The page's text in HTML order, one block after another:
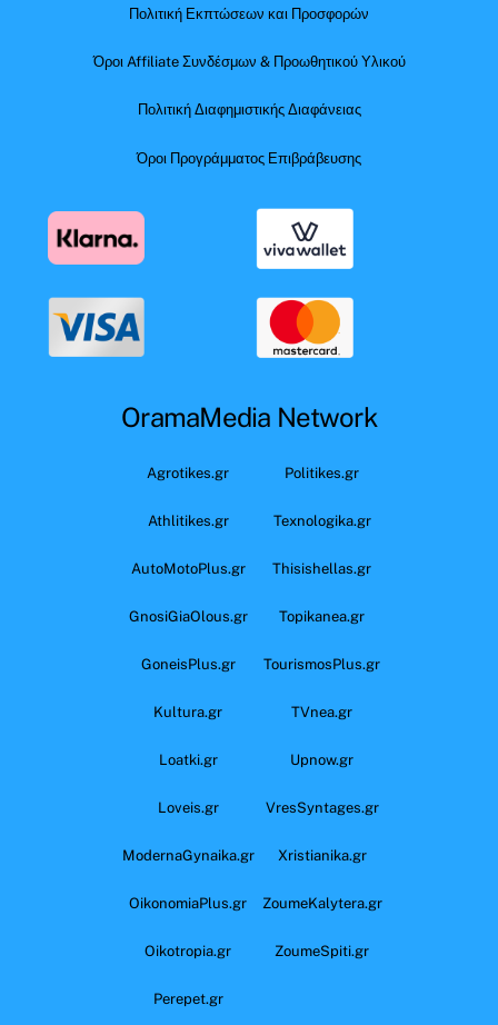
Πολιτική Εκπτώσεων και Προσφορών
Όροι Affiliate Συνδέσμων & Προωθητικού Υλικού
Πολιτική Διαφημιστικής Διαφάνειας
Όροι Προγράμματος Επιβράβευσης
OramaMedia Network
Agrotikes.gr Politikes.gr
Athlitikes.gr Texnologika.gr
AutoMotoPlus.gr Thisishellas.gr
GnosiGiaOlous.gr Topikanea.gr
GoneisPlus.gr TourismosPlus.gr
Kultura.gr TVnea.gr
Loatki.gr Upnow.gr
Loveis.gr VresSyntages.gr
ModernaGynaika.gr Xristianika.gr
OikonomiaPlus.gr ZoumeKalytera.gr
Oikotropia.gr ZoumeSpiti.gr
Perepet.gr